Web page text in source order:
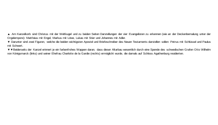
▲ Am Kanzelkorb sind Christus mit der Weltkugel und zu beiden Seiten Darstellungen der vier Evangelisten zu erkennen (wie an der Deckenbemalung unter der
Orgelempore): Matthäus mit Engel, Markus mit Löwe, Lukas mit Stier und Johannes mit Adler.
▼ Darunter sind zwei Figuren, welche die beiden wichtigsten Apostel und Briefeschreiber des Neuen Testaments darstellen sollen: Petrus mit Schlüssel und Paulus
mit Schwert.
▼▼Beiderseits der Kanzel erinnert je ein farbenfrohes Wappen daran, dass dieser Altarbau wesentlich durch eine Spende des schwedischen Grafen Otto Wilhelm
von Königsmarck (links) und seiner Ehefrau Charlotte de la Gardie (rechts) ermöglicht wurde, die damals auf Schloss Agathenburg residierten.